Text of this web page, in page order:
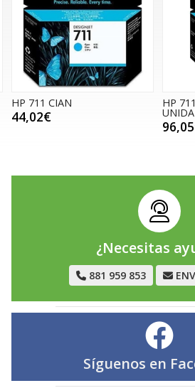
HP 711 CIAN
44,02€
HP
¿Necesitas
881 959 853
Síguenos en